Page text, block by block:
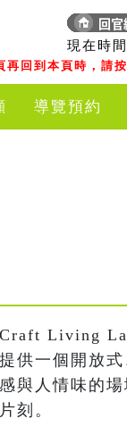
現在時
再回到本頁時，請
導覽預約
Living
供一個開放
與人情味的
刻。